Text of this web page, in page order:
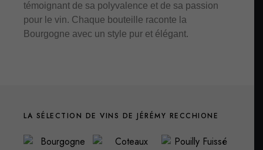
témoignant de sa polyvalence et de sa passion
pour le vin. Chaque bouteille raconte la
Bourgogne avec un style pur et élégant.
LA SÉLECTION DE VINS DE JÉRÉMY RECCHIONE